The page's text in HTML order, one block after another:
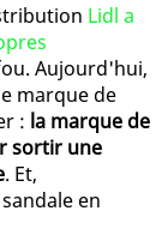
Lidl a
Aujourd'hui,
marque de
: la marque de
sortir une
. Et,
en